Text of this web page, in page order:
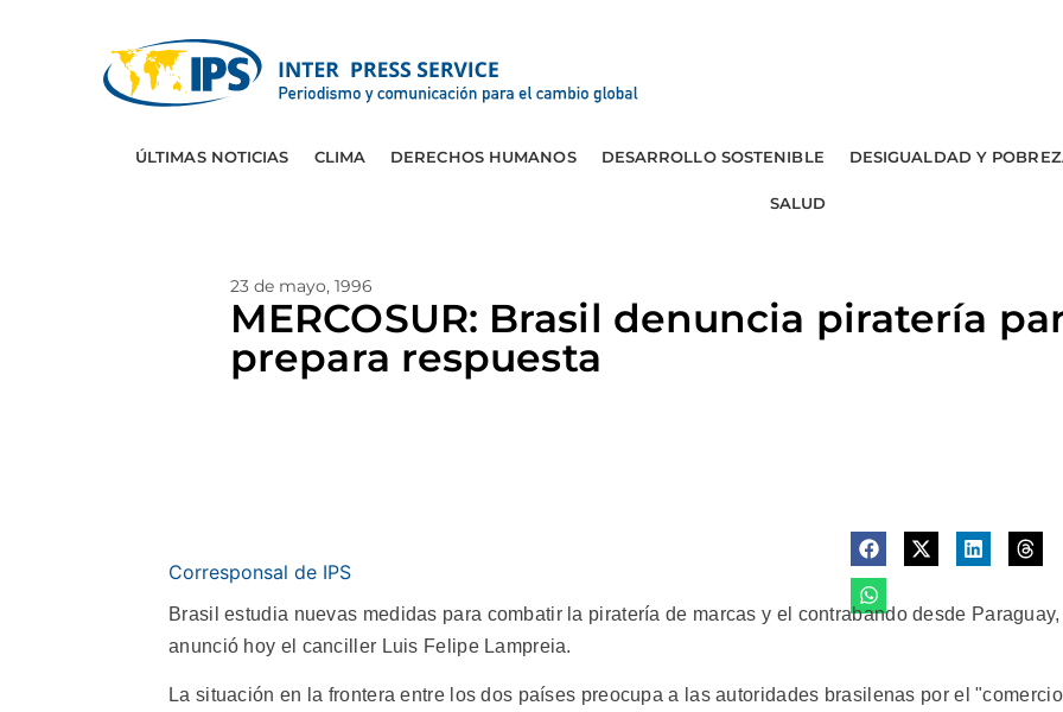
ÚLTIMAS NOTICIAS CLIMA DERECHOS HUMANOS DESARROLLO SOSTENIBLE DESIGUALDAD Y
SALUD
23 de mayo, 1996
MERCOSUR: Brasil denuncia piratería
prepara respuesta
Corresponsal de IPS
Brasil estudia nuevas medidas para combatir la piratería de marcas y el contrabando desde Paraguay,
anunció hoy el canciller Luis Felipe Lampreia.
La situación en la frontera entre los dos países preocupa a las autoridades brasilenas por el "comercio